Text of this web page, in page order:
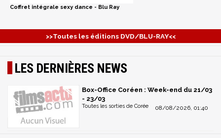
Coffret intégrale sexy dance - Blu Ray
>>Toutes les éditions DVD/BLU-RAY<<
LES DERNIÈRES NEWS
Box-Office Coréen : Week-end du 21/03
- 23/03
08/08/2026, 01:40
Toutes les sorties de Corée